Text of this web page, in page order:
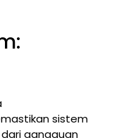
sistem
gangguan